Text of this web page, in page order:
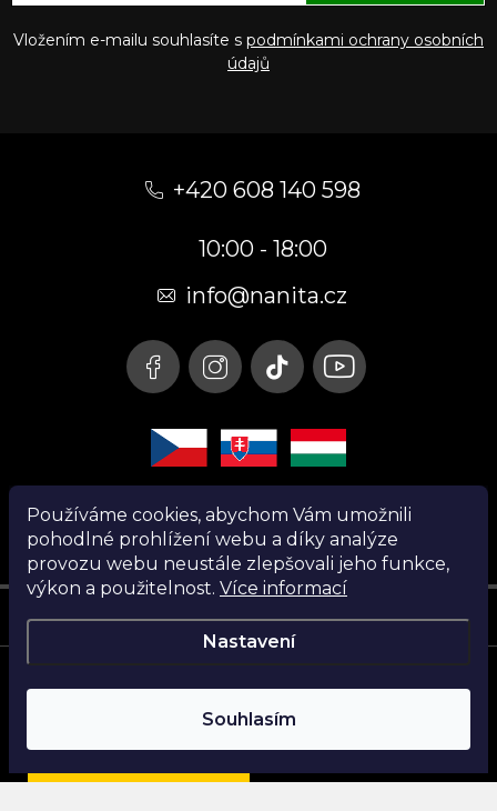
Používáme cookies, abychom Vám umožnili
pohodlné prohlížení webu a díky analýze
provozu webu neustále zlepšovali jeho funkce,
výkon a použitelnost. Více informací
Nastavení
Souhlasím
Vložením e-mailu souhlasíte s podmínkami ochrany osobních
údajů
+420 608 140 598
10:00 - 18:00
info@nanita.cz
Instagram
Copyright 2026Nanita.cz. Všechna práva vyhrazena.
Najdi si parfém